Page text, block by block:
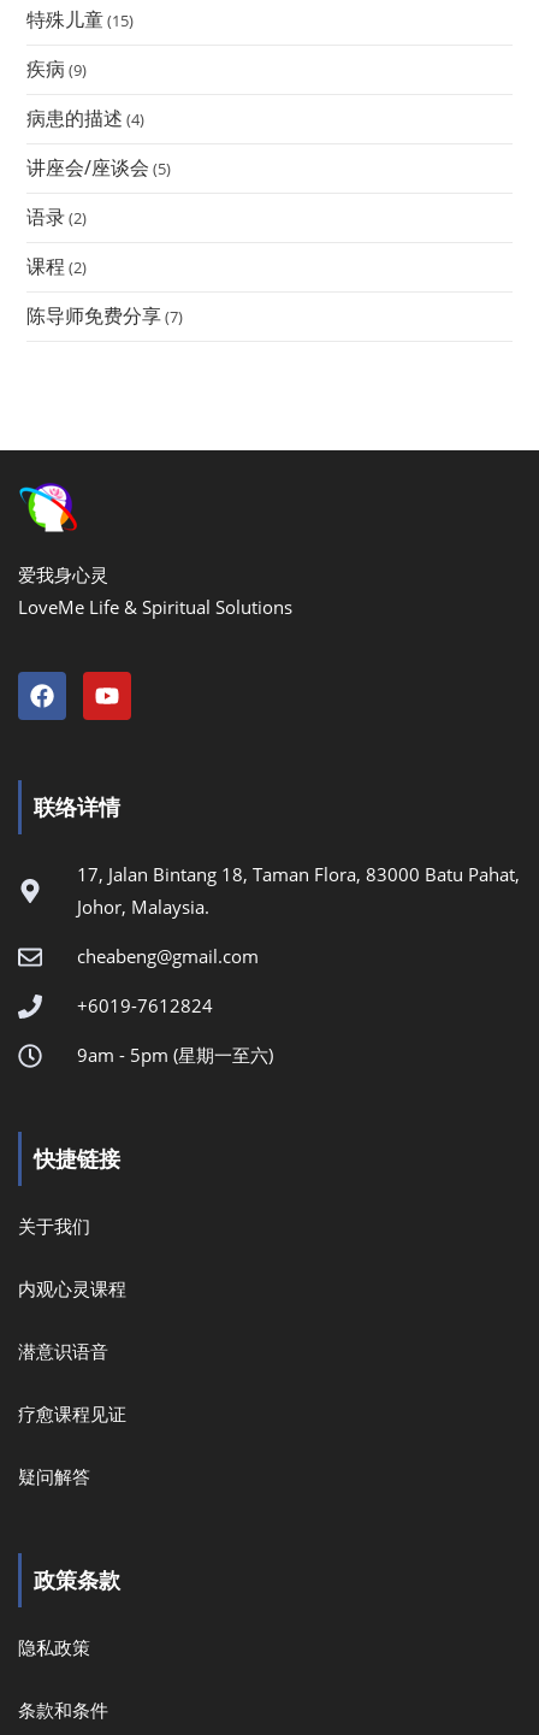
特殊儿童(15)
疾病 (9)
病患的描述 (4)
讲座会/座谈会 (5)
语录(2)
课程 (2)
陈导师免费分享(7)
爱我身心灵
LoveMe Life & Spiritual Solutions
联络详情
17, Jalan Bintang 18, Taman Flora, 83000 Batu Pahat,
Johor, Malaysia.
cheabeng@gmail.com
+6019-7612824
9am - 5pm (星期一至六)
快捷链接
关于我们
内观心灵课程
潜意识语音
疗愈课程见证
疑问解答
政策条款
隐私政策
条款和条件